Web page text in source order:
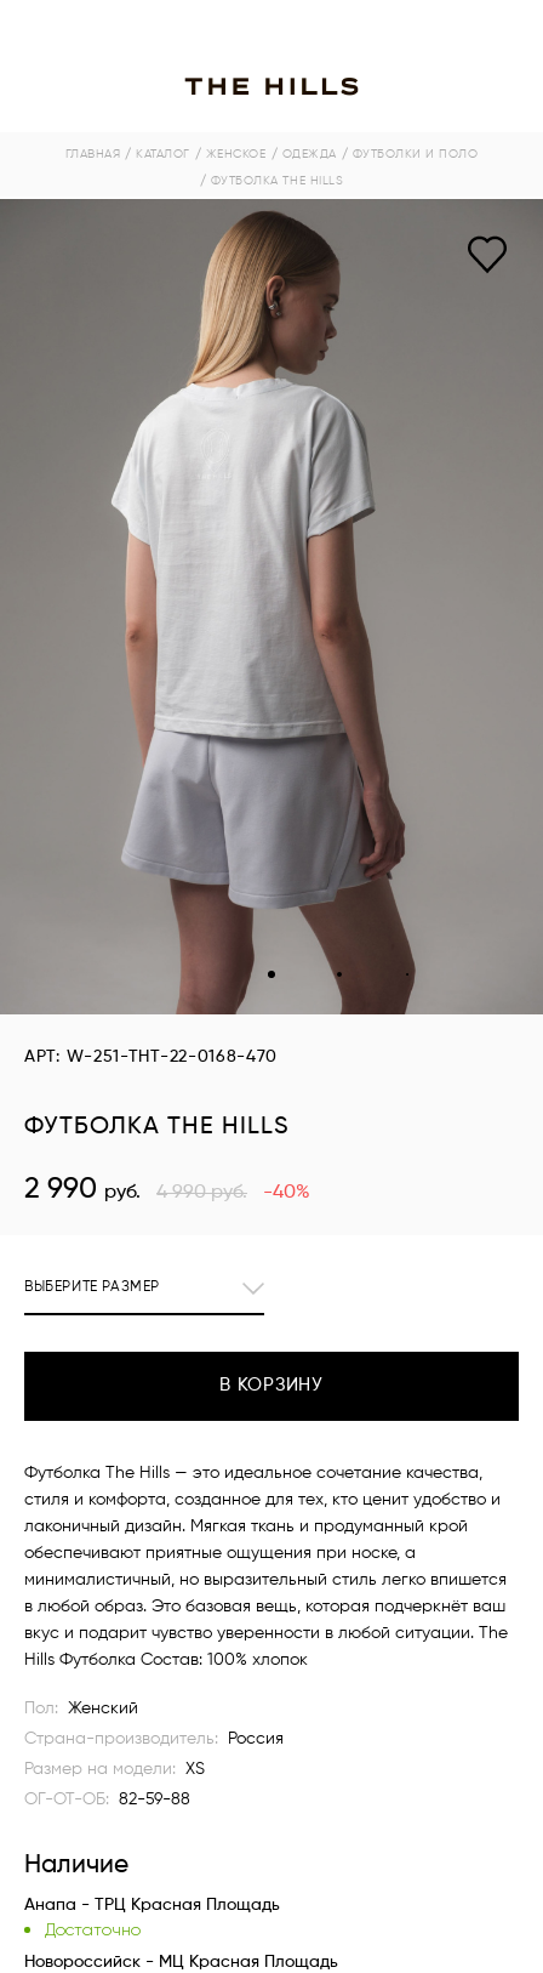
ГЛАВНАЯ / КАТАЛОГ / ЖЕНСКОЕ / ОДЕЖДА / ФУТБОЛКИ И ПОЛО
/ ФУТБОЛКА THE HILLS
ФУТБОЛКА THE HILLS
АРТ: W-251-THT-22-0168-470
2 990 руб. 4 990руб. -40%
ВЫБЕРИТЕ РАЗМЕР
В КОРЗИНУ
Футболка The Hills — это идеальное сочетание качества,
стиля и комфорта, созданное для тех, кто ценит удобство и
лаконичный дизайн. Мягкая ткань и продуманный крой
обеспечивают приятные ощущения при носке, а
минималистичный, но выразительный стиль легко впишется
в любой образ. Это базовая вещь, которая подчеркнёт ваш
вкус и подарит чувство уверенности в любой ситуации. The
Hills Футболка Состав: 100% хлопок
Пол:
Женский
Страна-производитель:
Россия
Размер на модели:
XS
ОГ-ОТ-ОБ:
82-59-88
Наличие
Анапа - ТРЦ Красная Площадь
Достаточно
Новороссийск - МЦ Красная Площадь